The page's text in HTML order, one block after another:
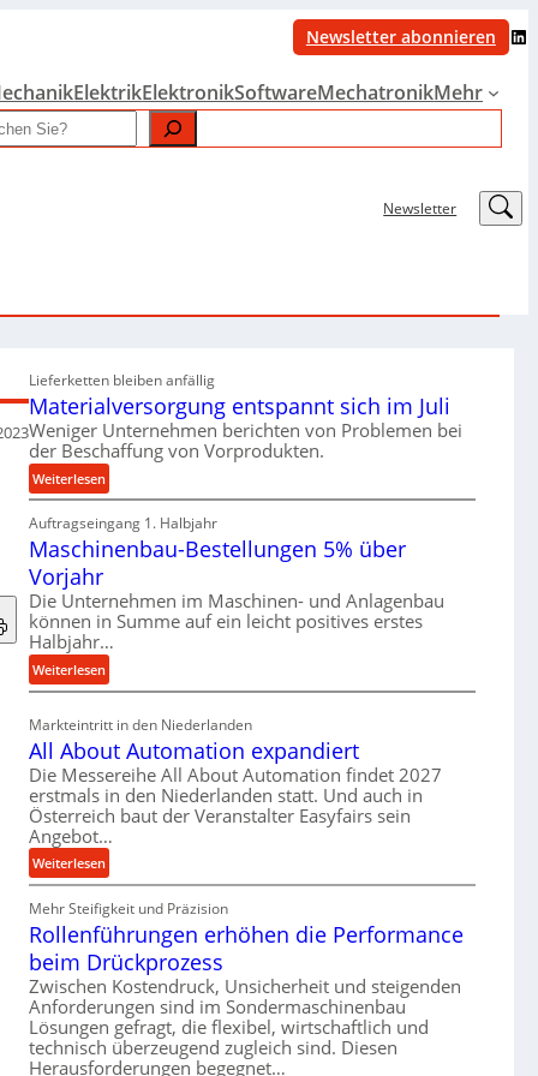
Newsletter abonnieren LinkedIn
ElektrikElektronikSoftwareMechatronikMehr
Newsletter LinkedIn
Lieferketten bleiben anfällig
Materialversorgung entspannt sich im Juli
Weniger Unternehmen berichten von Problemen bei
der Beschaffung von Vorprodukten.
Weiterlesen:
M
a
t
i
l
v
r
s
o
r
g
u
n
g
e
n
t
p
a
n
n
Auftragseingang 1. Halbjahr
Maschinenbau-Bestellungen 5% über
Vorjahr
Die Unternehmen im Maschinen- und Anlagenbau
können in Summe auf ein leicht positives erstes
Halbjahr…
Weiterlesen:
M
c
h
i
n
e
n
a
u
-
B
e
s
t
Markteintritt in den Niederlanden
All About Automation expandiert
Die Messereihe All About Automation findet 2027
erstmals in den Niederlanden statt. Und auch in
Österreich baut der Veranstalter Easyfairs sein
Angebot…
Weiterlesen:
A
l
l
b
o
u
t
A
Mehr Steifigkeit und Präzision
Rollenführungen erhöhen die Performance
beim Drückprozess
Zwischen Kostendruck, Unsicherheit und steigenden
Anforderungen sind im Sondermaschinenbau
Lösungen gefragt, die flexibel, wirtschaftlich und
technisch überzeugend zugleich sind. Diesen
Herausforderungen begegnet…